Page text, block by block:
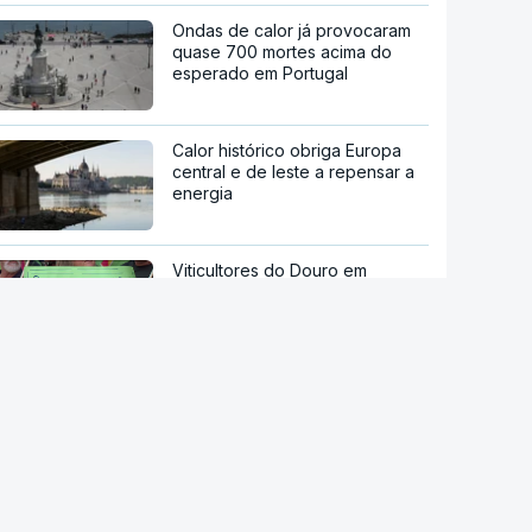
Ondas de calor já provocaram
quase 700 mortes acima do
esperado em Portugal
Calor histórico obriga Europa
central e de leste a repensar a
energia
Viticultores do Douro em